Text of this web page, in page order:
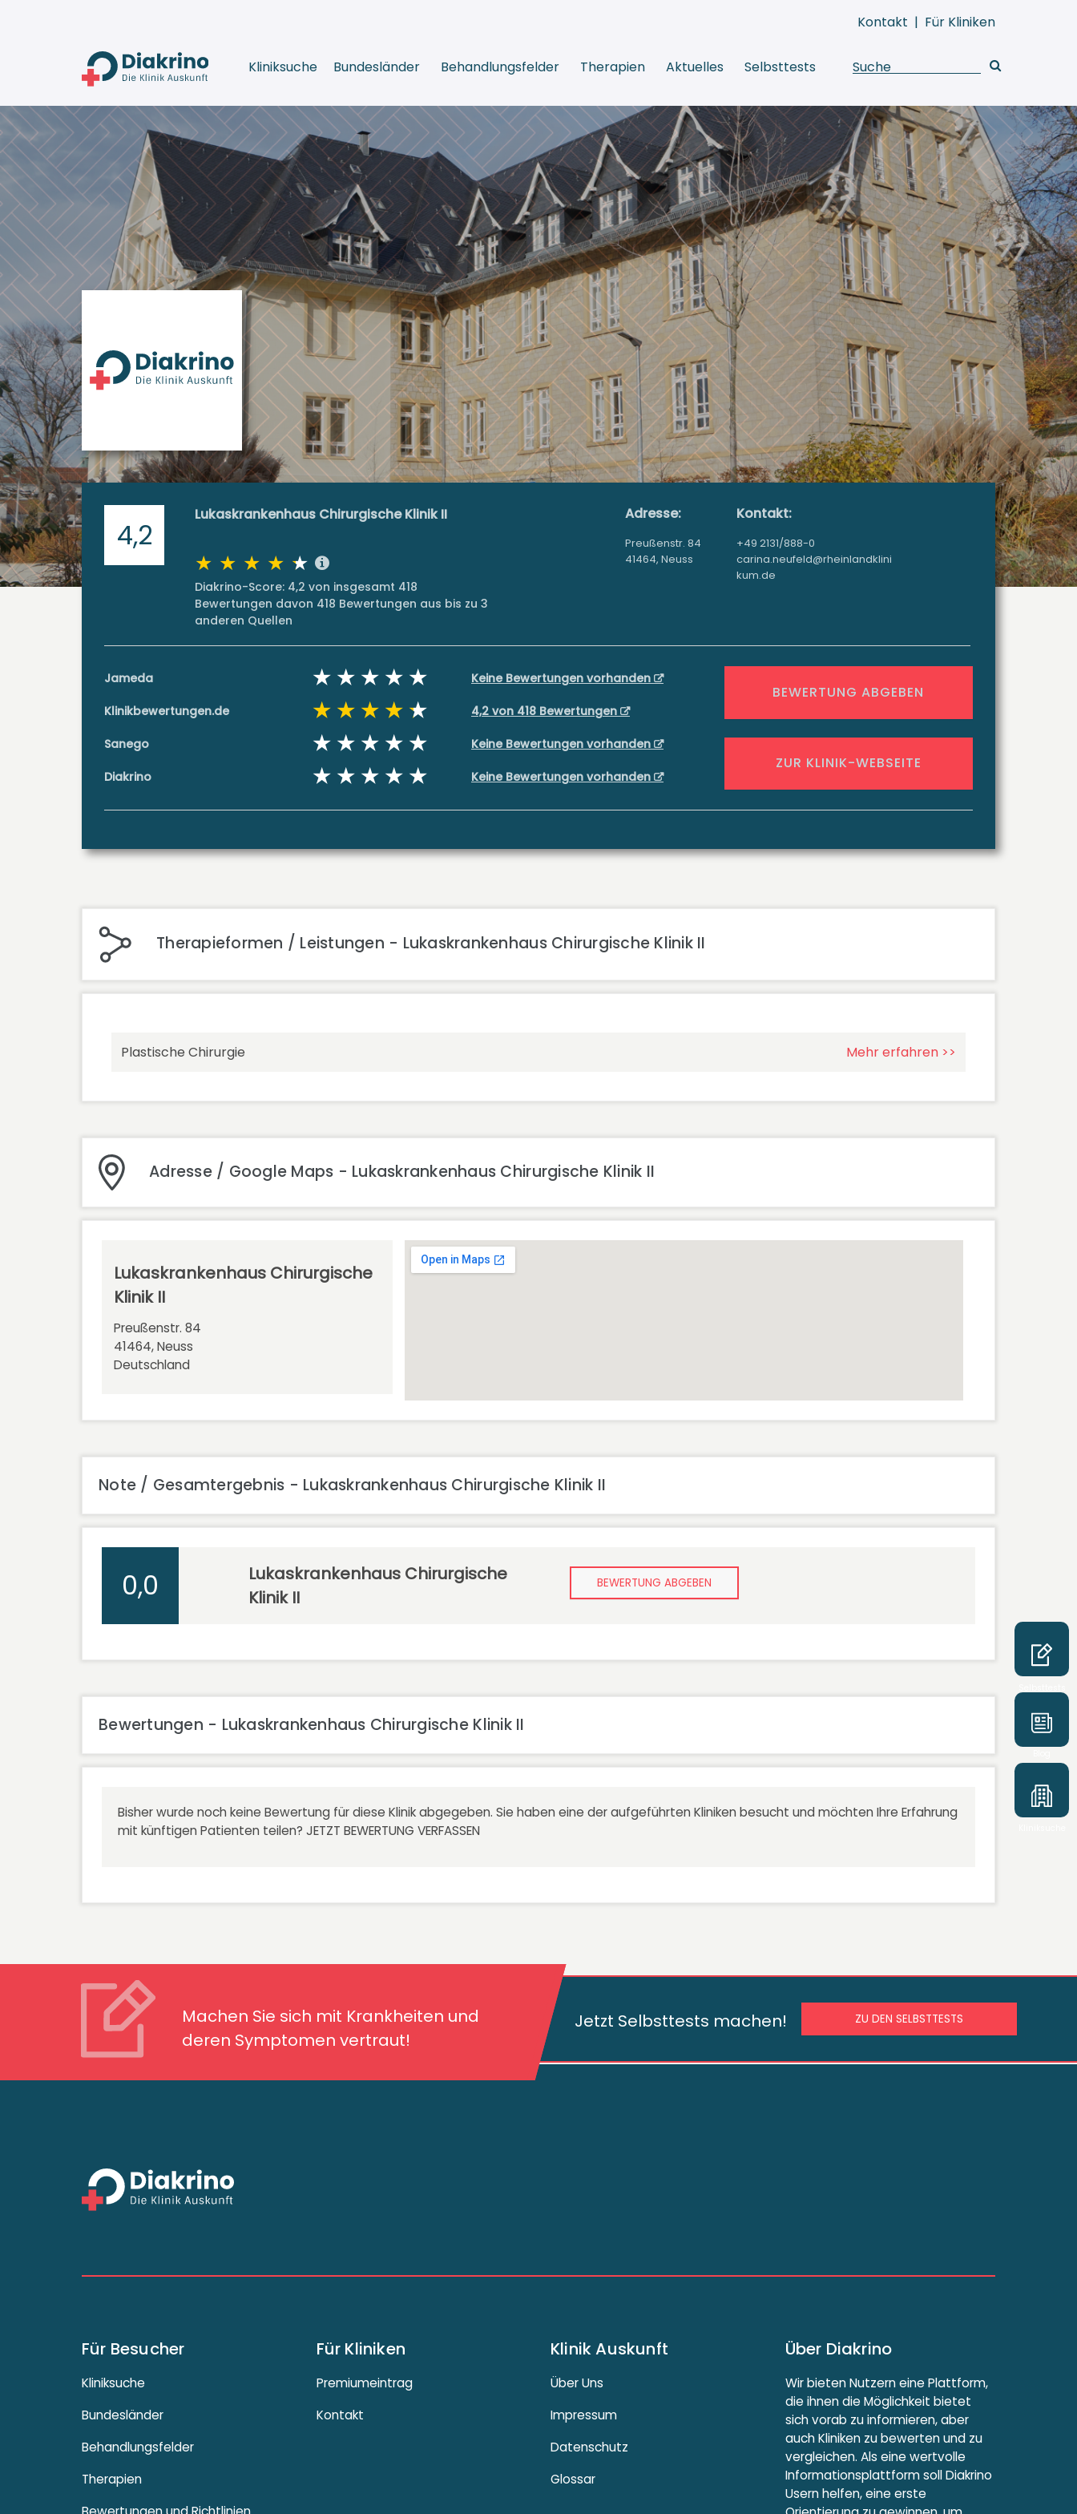
Kontakt | Für Kliniken
Kliniksuche Bundesländer Behandlungsfelder Therapien Aktuelles Selbsttests
4,2
Lukaskrankenhaus Chirurgische Klinik II
Diakrino-Score: 4,2 von insgesamt 418
Bewertungen davon 418 Bewertungen aus bis zu 3
anderen Quellen
Adresse:
Preußenstr. 84
41464, Neuss
Kontakt:
+49 2131/888-0
carina.neufeld@rheinlandklini
kum.de
Jameda Keine Bewertungen vorhanden
Klinikbewertungen.de 4,2 von 418 Bewertungen
Sanego Keine Bewertungen vorhanden
Diakrino Keine Bewertungen vorhanden
BEWERTUNG ABGEBEN
ZUR KLINIK-WEBSEITE
Therapieformen / Leistungen - Lukaskrankenhaus Chirurgische Klinik II
Plastische Chirurgie Mehr erfahren >>
Adresse / Google Maps - Lukaskrankenhaus Chirurgische Klinik II
Lukaskrankenhaus Chirurgische
Klinik II
Preußenstr. 84
41464, Neuss
Deutschland
Note / Gesamtergebnis - Lukaskrankenhaus Chirurgische Klinik II
0,0
Lukaskrankenhaus Chirurgische
Klinik II
BEWERTUNG ABGEBEN
Bewertungen - Lukaskrankenhaus Chirurgische Klinik II
Bisher wurde noch keine Bewertung für diese Klinik abgegeben. Sie haben eine der aufgeführten Kliniken besucht und möchten Ihre Erfahrung
mit künftigen Patienten teilen? JETZT BEWERTUNG VERFASSEN
Machen Sie sich mit Krankheiten und
deren Symptomen vertraut!
Machen Sie sich mit Krankheiten und deren
Symptomen vertraut!
Jetzt Selbsttests machen! ZU DEN SELBSTTESTS
Für Besucher
Kliniksuche
Bundesländer
Behandlungsfelder
Therapien
Für Kliniken
Premiumeintrag
Kontakt
Klinik Auskunft
Über Uns
Impressum
Datenschutz
Glossar
Über Diakrino
Wir bieten Nutzern eine Plattform,
die ihnen die Möglichkeit bietet
sich vorab zu informieren, aber
auch Kliniken zu bewerten und zu
vergleichen. Als eine wertvolle
Informationsplattform soll Diakrino
Usern helfen, eine erste